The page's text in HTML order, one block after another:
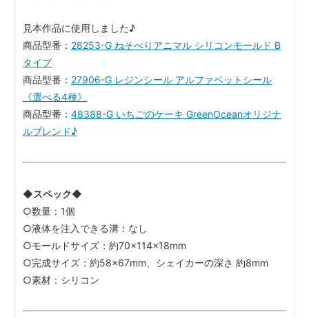
見本作品に使用しました♪
商品型番： 28253-G ねそべりアニマル シリコンモールド B
タイプ
商品型番： 27906-G レジンシール アルファベットシール
《選べる4種》
商品型番： 48388-G いちごのケーキ GreenOceanオリジナ
ルブレンド♪
◆スペック◆
○数量：1個
○液体を注入できる溝：なし
○モールドサイズ：約70×114×18mm
○完成サイズ：約58×67mm、シェイカーの深さ 約8mm
○素材：シリコン